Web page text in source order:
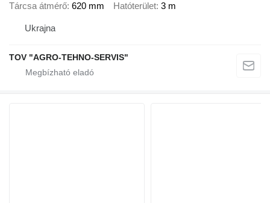
Tárcsa átmérő 620 mm Hatóterület 3 m
Ukrajna
TOV "AGRO-TEHNO-SERVIS"